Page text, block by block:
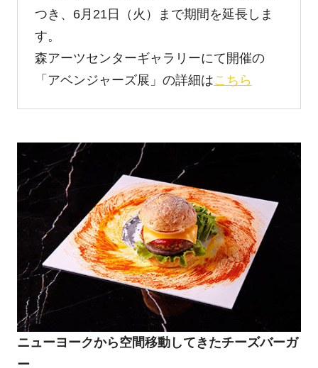
つき、6月21日（火）まで期間を延長しま
す。
森アーツセンターギャラリーにて開催の
「アベンジャーズ展」の詳細はこちら
ニューヨークから空間移動してきたチーズバーガ
ー